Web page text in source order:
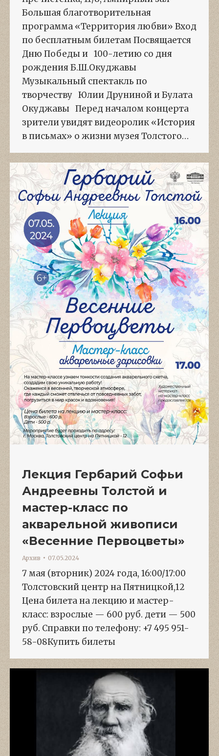
Большая благотворительная
программа «Территория любви» Вход
по бесплатным билетам Посвящается
Дню Победы и 100-летию со дня
рождения Б.Ш.Окуджавы
Музыкальный спектакль по
творчеству Юлии Друниной и Булата
Окуджавы Перед началом концерта
зрители увидят видеоролик «История
в письмах» о жизни музея Толстого…
Лекция Гербарий Софьи
Андреевны Толстой и
мастер-класс по
акварельной живописи
«Весенние Первоцветы»
Архив 07.05.2024
7 мая (вторник) 2024 года, 16:00/17:00
Толстовский центр на Пятницкой,12
Цена билета на лекцию и мастер-
класс: взрослые — 600 руб. дети — 500
руб. Справки по телефону: +7 495 951-
58-08Купить билеты